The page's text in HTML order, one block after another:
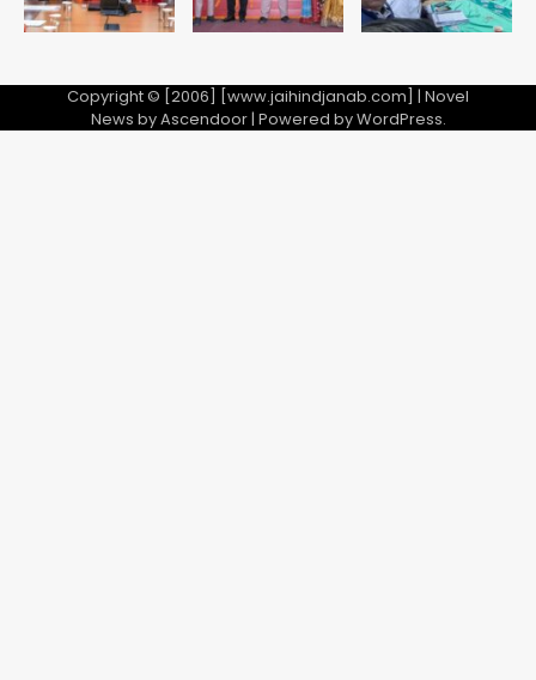
Copyright © [2006] [www.jaihindjanab.com] | Novel
News byAscendoor| Powered byWordPress.